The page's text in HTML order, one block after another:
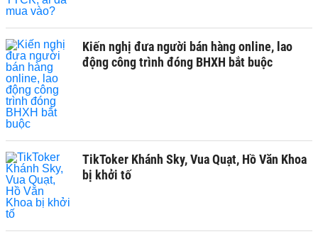
Kiến nghị đưa người bán hàng online, lao
động công trình đóng BHXH bắt buộc
TikToker Khánh Sky, Vua Quạt, Hồ Văn Khoa
bị khởi tố